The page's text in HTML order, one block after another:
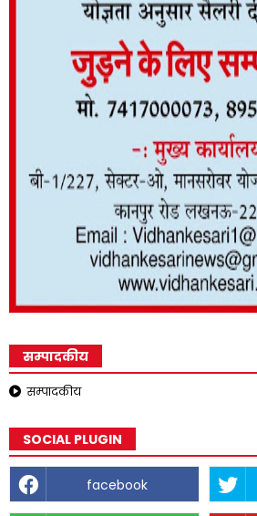
सम्पादकीय
सम्पादकीय
SOCIAL PLUGIN
facebook